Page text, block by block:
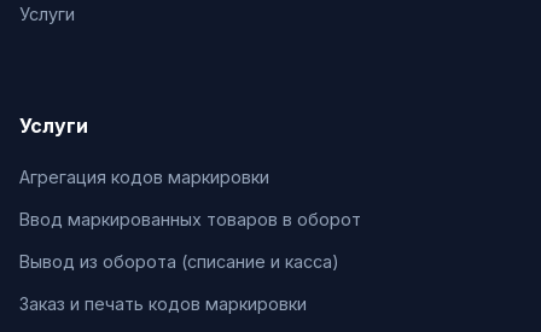
Услуги
Услуги
Агрегация кодов маркировки
Ввод маркированных товаров в оборот
Вывод из оборота (списание и касса)
Заказ и печать кодов маркировки